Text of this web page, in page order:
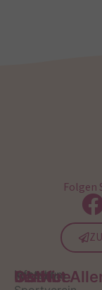
Folgen
Service
Kontakt
OMNi-
Infos zum
Institut